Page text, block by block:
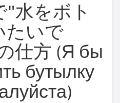
"水をボト
たいで
仕方 (Я бы
бутылку